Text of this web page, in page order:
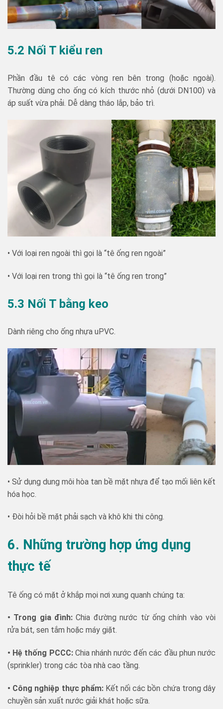
5.2 Nối T kiểu ren
Phần đầu tê có các vòng ren bên trong (hoặc ngoài).
Thường dùng cho ống có kích thước nhỏ (dưới DN100) và
áp suất vừa phải. Dễ dàng tháo lắp, bảo trì.
• Với loại ren ngoài thì gọi là “tê ống ren ngoài”
• Với loại ren trong thì gọi là “tê ống ren trong”
5.3 Nối T bằng keo
Dành riêng cho ống nhựa uPVC.
• Sử dụng dung môi hòa tan bề mặt nhựa để tạo mối liên kết
hóa học.
• Đòi hỏi bề mặt phải sạch và khô khi thi công.
6. Những trường hợp ứng dụng
thực tế
Tê ống có mặt ở khắp mọi nơi xung quanh chúng ta:
• Trong gia đình: Chia đường nước từ ống chính vào vòi
rửa bát, sen tắm hoặc máy giặt.
• Hệ thống PCCC:Chia nhánh nước đến các đầu phun nước
(sprinkler) trong các tòa nhà cao tầng.
• Công nghiệp thực phẩm:Kết nối các bồn chứa trong dây
chuyền sản xuất nước giải khát hoặc sữa.